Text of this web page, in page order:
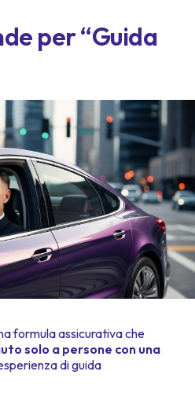
per “Guida
formula assicurativa che
solo a persone con una
di guida